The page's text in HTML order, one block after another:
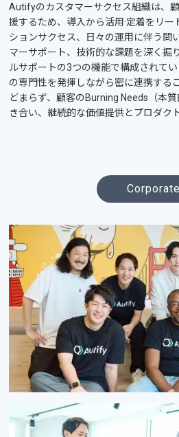
Autifyのカスタマーサクセス組織は、
援するため、導入から活用·定着をリ
ションサクセス、日々の運用に伴う問
マーサポート、技術的な課題を深く掘
ルサポートの3つの機能で構成されて
の専門性を発揮しながら密に連携する
どまらず、顧客のBurning Needs（本
き合い、継続的な価値提供とプロダク
Corporate